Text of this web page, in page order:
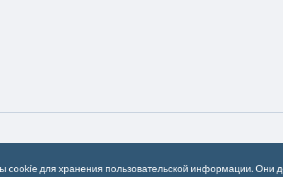
cookie для хранения пользовательской информации. Они